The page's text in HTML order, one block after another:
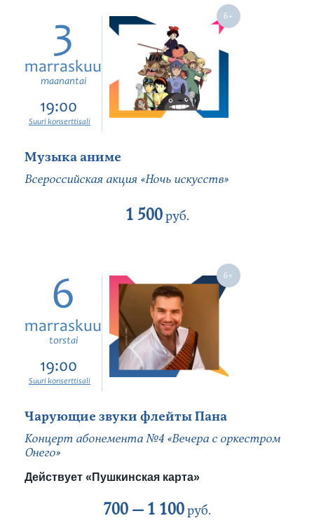
3
marraskuu
maanantai
19:00
Suuri konserttisali
Музыка аниме
Всероссийская акция «Ночь искусств»
1 500руб.
6
marraskuu
torstai
19:00
Suuri konserttisali
Чарующие звуки флейты Пана
Концерт абонемента №4 «Вечера с оркестром
Онего»
Действует «Пушкинская карта»
700 —1 100руб.